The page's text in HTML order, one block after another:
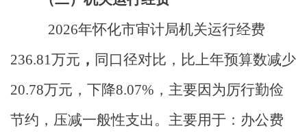
2026年怀化市审计局机关运行经费
236.81万元 ， 同口径对比，比上年预算数减少
20.78万元，下降8.07% ，主要因为厉行勤俭
节约，压减一般性支出。 主要用于：办公费